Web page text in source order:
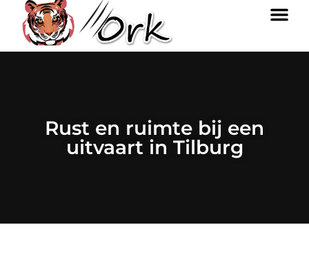
Rust en ruimte bij een
uitvaart in Tilburg